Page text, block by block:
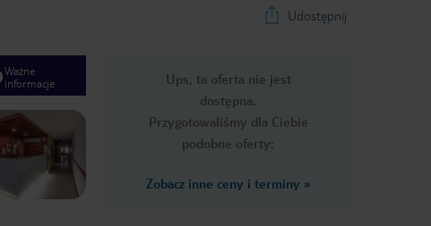
Udostępnij
Ups, ta oferta nie jest
dostępna.
Przygotowaliśmy dla Ciebie
podobne oferty:
Zobacz inne ceny i terminy »
Ważne
informacje
Next slide
1/11